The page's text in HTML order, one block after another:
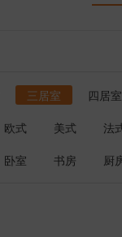
三居室
四居室
欧式 美式
法
卧室 书房 厨